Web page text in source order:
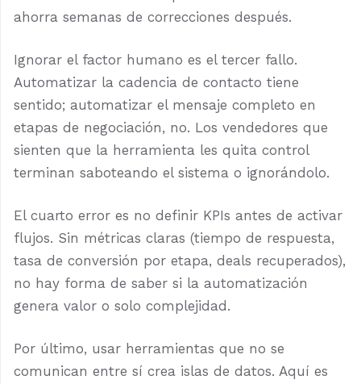
ahorra semanas de correcciones después.
Ignorar el factor humano es el tercer fallo.
Automatizar la cadencia de contacto tiene
sentido; automatizar el mensaje completo en
etapas de negociación, no. Los vendedores que
sienten que la herramienta les quita control
terminan saboteando el sistema o ignorándolo.
El cuarto error es no definir KPIs antes de activar
flujos. Sin métricas claras (tiempo de respuesta,
tasa de conversión por etapa, deals recuperados),
no hay forma de saber si la automatización
genera valor o solo complejidad.
Por último, usar herramientas que no se
comunican entre sí crea islas de datos. Aquí es